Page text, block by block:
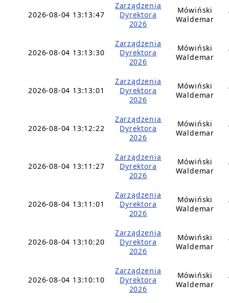
2026-08-04 13:13:47
Zarządzenia
Dyrektora
2026
Mówiński
Waldemar
2026-08-04 13:13:30
Zarządzenia
Dyrektora
2026
Mówiński
Waldemar
2026-08-04 13:13:01
Zarządzenia
Dyrektora
2026
Mówiński
Waldemar
2026-08-04 13:12:22
Zarządzenia
Dyrektora
2026
Mówiński
Waldemar
2026-08-04 13:11:27
Zarządzenia
Dyrektora
2026
Mówiński
Waldemar
2026-08-04 13:11:01
Zarządzenia
Dyrektora
2026
Mówiński
Waldemar
2026-08-04 13:10:20
Zarządzenia
Dyrektora
2026
Mówiński
Waldemar
2026-08-04 13:10:10
Zarządzenia
Dyrektora
2026
Mówiński
Waldemar